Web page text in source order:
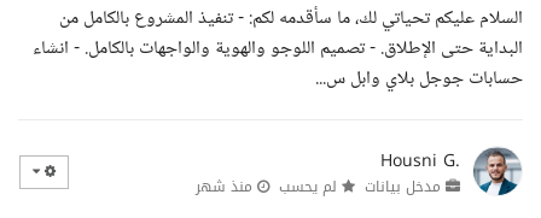
السلام عليكم تحياتي لك، ما سأقدمه لكم: - تنفيذ المشروع بالكامل من
البداية حتى الإطلاق. - تصميم اللوجو والهوية والواجهات بالكامل. - انشاء
حسابات جوجل بلاي وابل س...
Housni G.
مدخل بيانات لم يحسب منذ شهر